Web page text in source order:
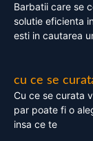
Barbatii care se
solutie eficienta
esti in cautarea
cu ce se
Cu ce se curata
par poate fi o
insa ce te